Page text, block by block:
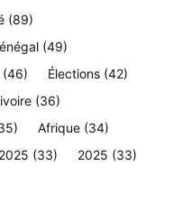
(89)
(49)
(46) Élections (42)
(36)
Afrique (34)
(33) 2025 (33)